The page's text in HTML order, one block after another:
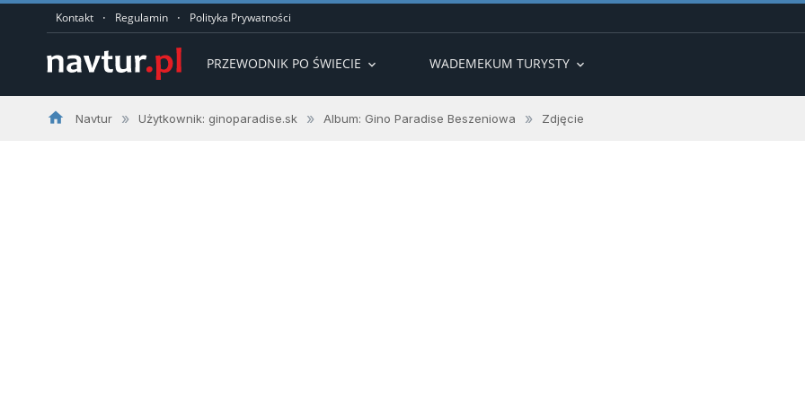
Kontakt · Regulamin · Polityka Prywatności
PRZEWODNIK PO ŚWIECIE expand_more WADEMEKUM TURYSTY expand_more
home Navtur » Użytkownik: ginoparadise.sk » Album: Gino Paradise Beszeniowa » Zdjęcie